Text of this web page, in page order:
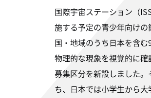
国際宇宙ステーション（
施する予定の青少年向け
国・地域のうち日本を含
物理的な現象を視覚的に
募集区分を新設しました
ち、日本では小学生から大